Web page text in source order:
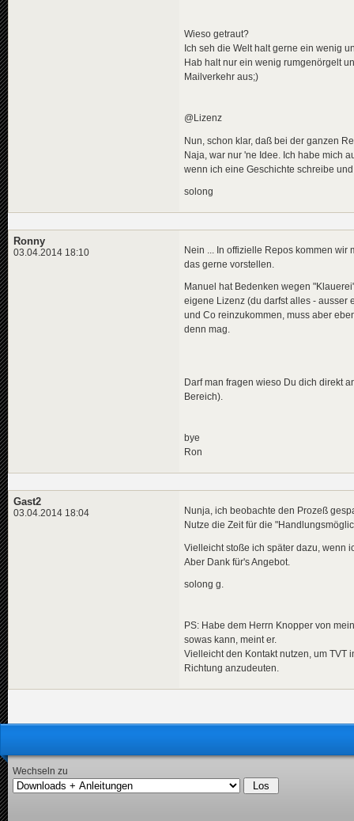
Wieso getraut?
Ich seh die Welt halt gerne ein wenig
Hab halt nur ein wenig rumgenörgelt
Mailverkehr aus;)
@Lizenz
Nun, schon klar, daß bei der ganzen
Naja, war nur 'ne Idee. Ich habe mich
wenn ich eine Geschichte schreibe
solong
Ronny
03.04.2014 18:10
Nein ... In offizielle Repos kommen wir
das gerne vorstellen.
Manuel hat Bedenken wegen
eigene Lizenz (du darfst alles -
und Co reinzukommen, muss aber
denn mag.
Darf man fragen wieso Du dich direkt
Bereich).
bye
Ron
Gast2
03.04.2014 18:04
Nunja, ich beobachte den Prozeß
Nutze die Zeit für die
Vielleicht stoße ich später dazu, wenn
Aber Dank für's Angebot.
solong g.
PS: Habe dem Herrn Knopper von
sowas kann, meint er.
Vielleicht den Kontakt nutzen, um TVT
Richtung anzudeuten.
Wechseln zu